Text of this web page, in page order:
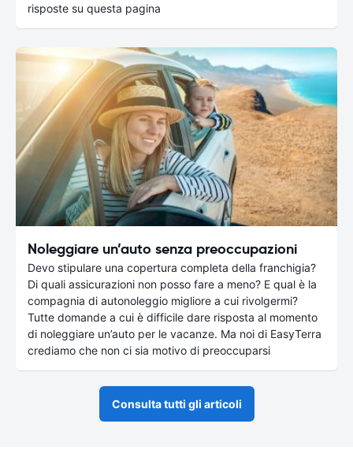
risposte su questa pagina
Noleggiare un’auto senza preoccupazioni
Devo stipulare una copertura completa della franchigia?
Di quali assicurazioni non posso fare a meno? E qual è la
compagnia di autonoleggio migliore a cui rivolgermi?
Tutte domande a cui è difficile dare risposta al momento
di noleggiare un’auto per le vacanze. Ma noi di EasyTerra
crediamo che non ci sia motivo di preoccuparsi
Consulta tutti gli articoli